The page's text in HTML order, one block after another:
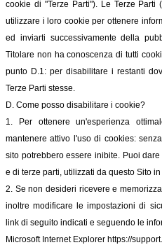
cookie di "Terze Parti"). Le Terze Parti
utilizzare i loro cookie per ottenere
ed inviarti successivamente della
Titolare non ha conoscenza di tutti
punto D.1: per disabilitare i restanti
Terze Parti stesse.
D. Come posso disabilitare i cookie?
1. Per ottenere un'esperienza
mantenere attivo l'uso di cookies:
sito potrebbero essere inibite. Puoi
e di terze parti, utilizzati da questo Sito
2. Se non desideri ricevere e
inoltre modificare le impostazioni di
link di seguito indicati e seguendo le
Microsoft Internet Explorer https://